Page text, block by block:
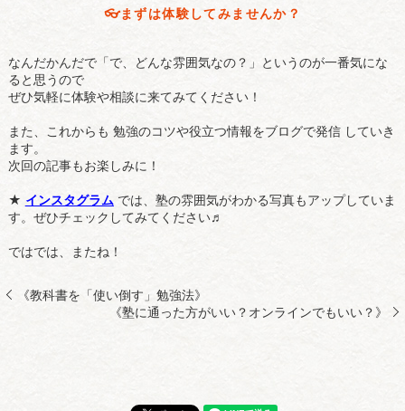
👓️まずは体験してみませんか？
なんだかんだで「で、どんな雰囲気なの？」というのが一番気にな
ると思うので
ぜひ気軽に体験や相談に来てみてください！
また、これからも 勉強のコツや役立つ情報をブログで発信 していき
ます。
次回の記事もお楽しみに！
★ インスタグラム では、塾の雰囲気がわかる写真もアップしていま
す。ぜひチェックしてみてください♬
ではでは、またね！
《教科書を「使い倒す」勉強法》
《塾に通った方がいい？オンラインでもいい？》